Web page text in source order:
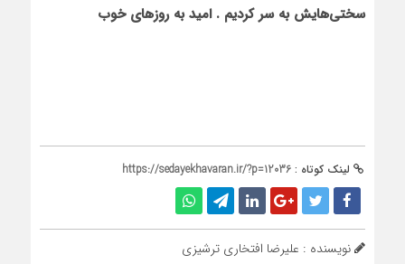
سختی‌هایش به سر کردیم . امید به روزهای خوب
لینک کوتاه : https://sedayekhavaran.ir/?p=12036
نویسنده : علیرضا افتخاری ترشیزی